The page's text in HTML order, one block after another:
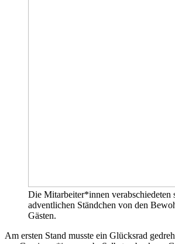
Die Mitarbeiter*innen verabschiedeten
adventlichen Ständchen von den
Gästen.
Am ersten Stand musste ein Glücksrad